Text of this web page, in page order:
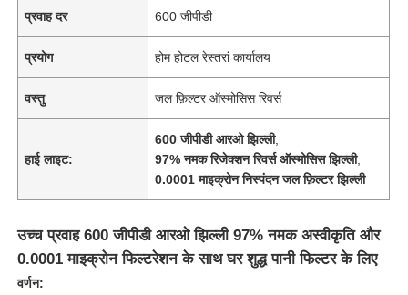
प्रवाह दर 600 जीपीडी
प्रयोग होम होटल रेस्तरां कार्यालय
वस्तु जल फ़िल्टर ऑस्मोसिस रिवर्स
हाई लाइट:
600 जीपीडी आरओ झिल्ली,
97% नमक रिजेक्शन रिवर्स ऑस्मोसिस झिल्ली,
0.0001 माइक्रोन निस्पंदन जल फ़िल्टर झिल्ली
उच्च प्रवाह 600 जीपीडी आरओ झिल्ली 97% नमक अस्वीकृति और
0.0001 माइक्रोन फिल्टरेशन के साथ घर शुद्ध पानी फिल्टर के लिए
वर्णन: